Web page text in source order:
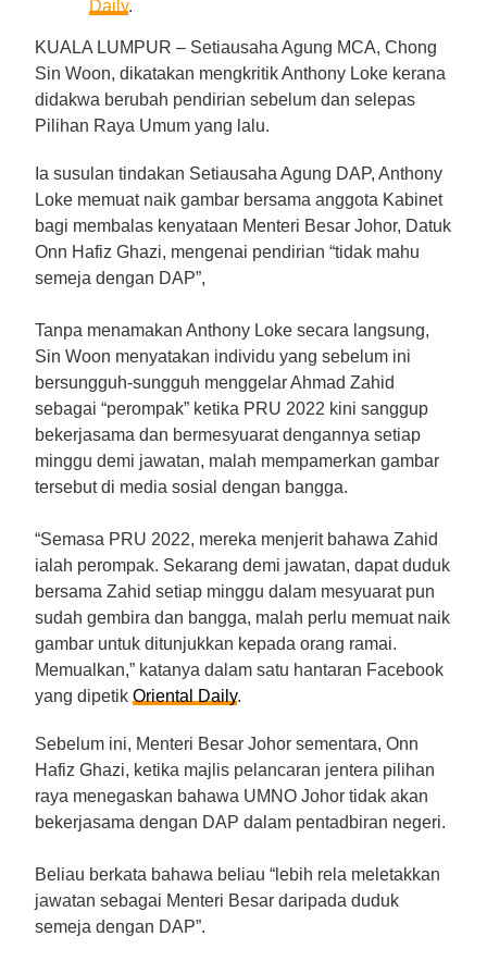
Daily.
KUALA LUMPUR – Setiausaha Agung MCA, Chong
Sin Woon, dikatakan mengkritik Anthony Loke kerana
didakwa berubah pendirian sebelum dan selepas
Pilihan Raya Umum yang lalu.
Ia susulan tindakan Setiausaha Agung DAP, Anthony
Loke memuat naik gambar bersama anggota Kabinet
bagi membalas kenyataan Menteri Besar Johor, Datuk
Onn Hafiz Ghazi, mengenai pendirian “tidak mahu
semeja dengan DAP”,
Tanpa menamakan Anthony Loke secara langsung,
Sin Woon menyatakan individu yang sebelum ini
bersungguh-sungguh menggelar Ahmad Zahid
sebagai “perompak” ketika PRU 2022 kini sanggup
bekerjasama dan bermesyuarat dengannya setiap
minggu demi jawatan, malah mempamerkan gambar
tersebut di media sosial dengan bangga.
“Semasa PRU 2022, mereka menjerit bahawa Zahid
ialah perompak. Sekarang demi jawatan, dapat duduk
bersama Zahid setiap minggu dalam mesyuarat pun
sudah gembira dan bangga, malah perlu memuat naik
gambar untuk ditunjukkan kepada orang ramai.
Memualkan,” katanya dalam satu hantaran Facebook
yang dipetik Oriental Daily.
Sebelum ini, Menteri Besar Johor sementara, Onn
Hafiz Ghazi, ketika majlis pelancaran jentera pilihan
raya menegaskan bahawa UMNO Johor tidak akan
bekerjasama dengan DAP dalam pentadbiran negeri.
Beliau berkata bahawa beliau “lebih rela meletakkan
jawatan sebagai Menteri Besar daripada duduk
semeja dengan DAP”.